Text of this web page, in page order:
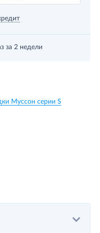
за 2 недели
Муссон серии S